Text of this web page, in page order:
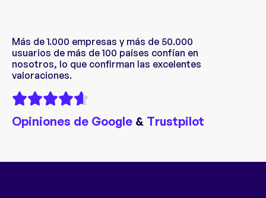
Más de 1.000 empresas y más de 50.000
usuarios de más de 100 países confían en
nosotros, lo que confirman las excelentes
valoraciones.
Opiniones de Google & Trustpilot